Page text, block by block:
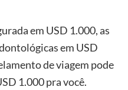
em USD 1.000, as
em USD
de viagem pode
1.000 pra você.